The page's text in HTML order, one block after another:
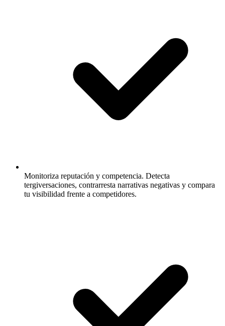
Monitoriza reputación y competencia. Detecta
tergiversaciones, contrarresta narrativas negativas y compara
tu visibilidad frente a competidores.